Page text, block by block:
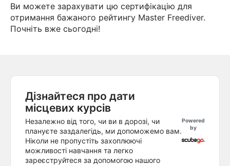
Ви можете зарахувати цю сертифікацію для
отримання бажаного рейтингу Master Freediver.
Почніть вже сьогодні!
Дізнайтеся про дати
місцевих курсів
Незалежно від того, чи ви в дорозі, чи
плануєте заздалегідь, ми допоможемо вам.
Ніколи не пропустіть захоплюючі
можливості навчання та легко
зареєструйтеся за допомогою нашого
Powered
by